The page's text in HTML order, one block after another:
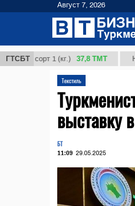
ГТСБТ
сорт 1 (кг.) 37,8 ТМТ
Текстиль
выставку
БТ
11:09 29.05.2025
Август 7, 2026